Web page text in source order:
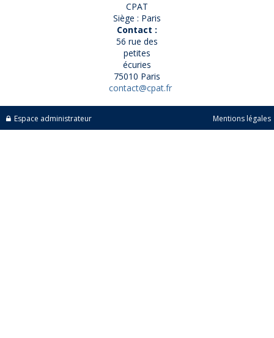
CPAT
Siège : Paris
Contact :
56 rue des
petites
écuries
75010 Paris
contact@cpat.fr
Espace administrateur Mentions légales